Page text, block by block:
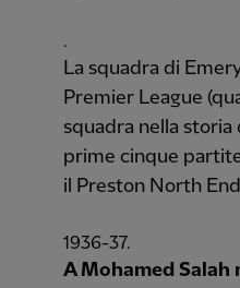
.
La squadra di
Premier League
squadra nella storia
prime cinque
il Preston North End
1936-37.
A Mohamed Salah